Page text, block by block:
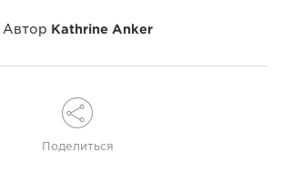
Автор Kathrine Anker
Поделиться